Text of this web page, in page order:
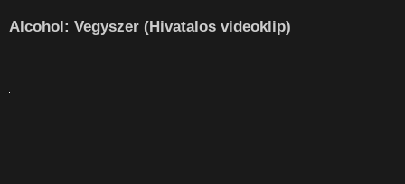
Alcohol: Vegyszer (Hivatalos videoklip)